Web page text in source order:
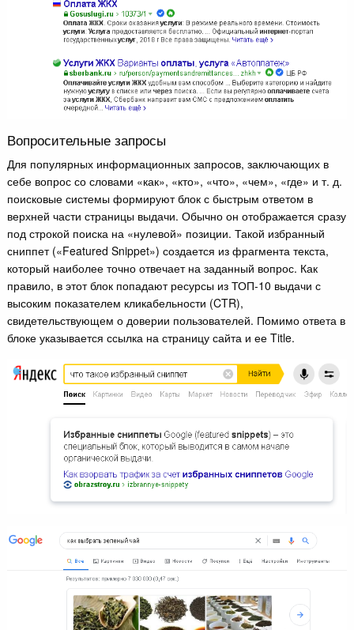
Вопросительные запросы
Для популярных информационных запросов, заключающих в
себе вопрос со словами «как», «кто», «что», «чем», «где» и т. д.
поисковые системы формируют блок с быстрым ответом в
верхней части страницы выдачи. Обычно он отображается сразу
под строкой поиска на «нулевой» позиции. Такой избранный
сниппет («Featured Snippet») создается из фрагмента текста,
который наиболее точно отвечает на заданный вопрос. Как
правило, в этот блок попадают ресурсы из ТОП-10 выдачи с
высоким показателем кликабельности (CTR),
свидетельствующем о доверии пользователей. Помимо ответа в
блоке указывается ссылка на страницу сайта и ее Title.